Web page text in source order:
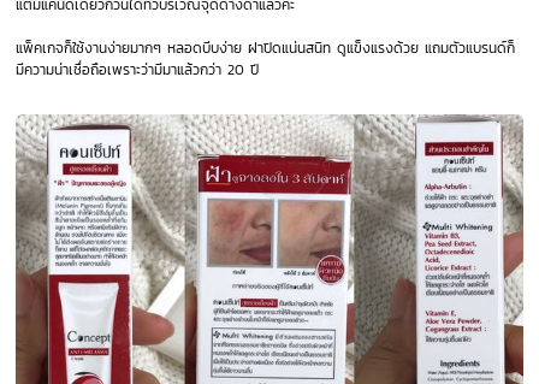
แต้มแค่นิดเดียวก็วนได้ทั่วบริเวณจุดด่างดำแล้วค่ะ
แพ็คเกจก็ใช้งานง่ายมากๆ หลอดบีบง่าย ฝาปิดแน่นสนิท ดูแข็งแรงด้วย แถมตัวแบรนด์ก็
มีความน่าเชื่อถือเพราะว่ามีมาแล้วกว่า 20 ปี